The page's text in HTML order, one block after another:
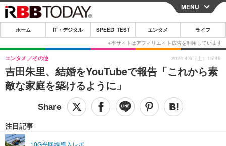
CLOSE
ホーム
IT・デジタル
IT・デジタルTOP スマートフォン
ネタ
ショッピング その他
SPEED TEST
エンタメTOP 映画・ドラマ
ライフTOP
リリース一覧
MENU
ホーム IT・デジタル SPEED TEST エンタメ ライフ
吉田朱里、結婚をYouTubeで報告「これから素
敵な家庭を築けるように」
エンタメ その他
注目記事
10G光回線導入レポ
2024.4.6（土）15:49